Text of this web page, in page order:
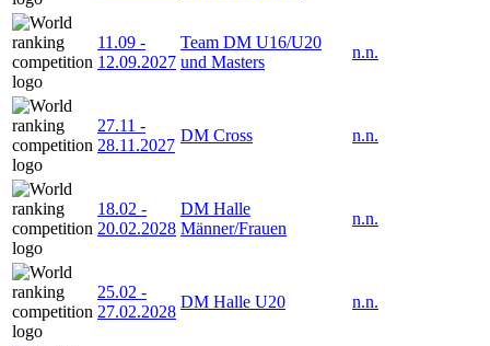
11.09 -
12.09.2027
Team DM U16/U20
und Masters
n.n.
27.11 -
28.11.2027
DM Cross n.n.
18.02 -
20.02.2028
DM Halle
Männer/Frauen
n.n.
25.02 -
27.02.2028
DM Halle U20 n.n.